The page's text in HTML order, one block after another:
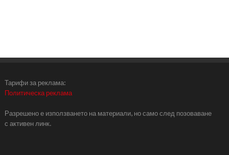
Тарифи за реклама:
Политическа реклама
Разрешено е използването на материали, но само след позоваване
с активен линк.